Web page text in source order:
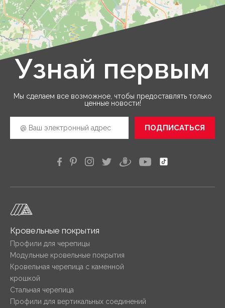
Узнай первым
Мы сделаем все возможное, чтобы предоставлять только
ценные новости!
ПОДПИСАТЬСЯ
Кровельные покрытия
Профили для черепицы
Модульные кровельные покрытия
Кровельная черепица с каменной
крошкой
Стальная черепица
Профили для вертикальных соединений